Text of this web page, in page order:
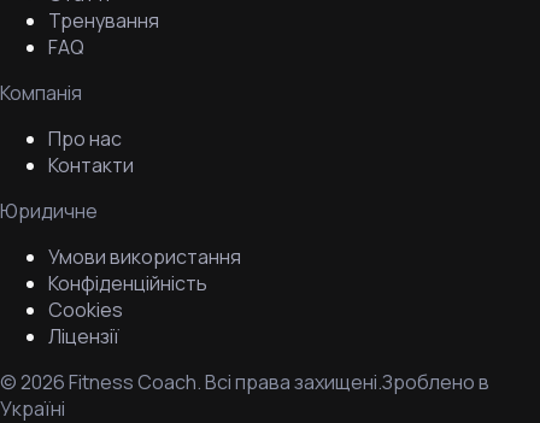
Тренування
FAQ
Компанія
Про нас
Контакти
Юридичне
Умови використання
Конфіденційність
Cookies
Ліцензії
©2026Fitness Coach.Всі права захищені.Зроблено в
Україні